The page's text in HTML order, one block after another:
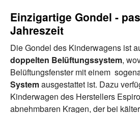
Einzigartige Gondel -
Jahreszeit
Die Gondel des Kinderwagens ist
doppelten Belüftungssystem,
Belüftungsfenster mit einem
Systemausgestattet ist. Dazu
Kinderwagen des Herstellers
abnehmbaren Kragen, der bei